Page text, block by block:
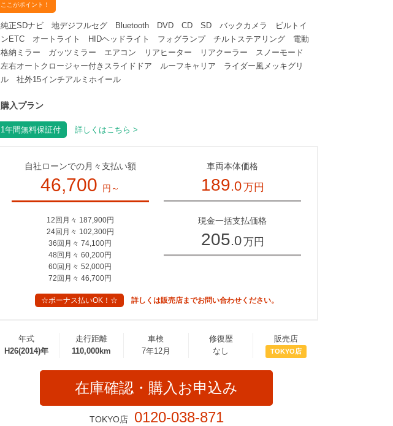
ここがポイント！
純正SDナビ 地デジフルセグ Bluetooth DVD CD SD バックカメラ ビルトイ
ンETC オートライト HIDヘッドライト フォグランプ チルトステアリング 電動
格納ミラー ガッツミラー エアコン リアヒーター リアクーラー スノーモード
左右オートクロージャー付きスライドドア ルーフキャリア ライダー風メッキグリ
ル 社外15インチアルミホイール
購入プラン
1年間無料保証付 詳しくはこちら >
自社ローンでの月々支払い額
46,700 円～
12回月々 187,900円
24回月々 102,300円
36回月々 74,100円
48回月々 60,200円
60回月々 52,000円
72回月々 46,700円
車両本体価格
189.0万円
現金一括支払価格
205.0万円
☆ボーナス払いOK！☆ 詳しくは販売店までお問い合わせください。
年式
H26(2014)年
走行距離
110,000km
車検
7年12月
修復歴
なし
販売店
TOKYO店
在庫確認・購入お申込み
TOKYO店 0120-038-871